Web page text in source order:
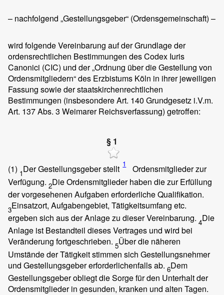
– nachfolgend „Gestellungsgeber“ (Ordensgemeinschaft) –
wird folgende Vereinbarung auf der Grundlage der
ordensrechtlichen Bestimmungen des Codex Iuris
Canonici (CIC) und der „Ordnung über die Gestellung von
Ordensmitgliedern“ des Erzbistums Köln in ihrer jeweiligen
Fassung sowie der staatskirchenrechtlichen
Bestimmungen (insbesondere Art. 140 Grundgesetz i.V.m.
Art. 137 Abs. 3 Weimarer Reichsverfassung) getroffen:
§ 1
(1) 1Der Gestellungsgeber stellt 1
Ordensmitglieder zur
Verfügung. 2Die Ordensmitglieder haben die zur Erfüllung
der vorgesehenen Aufgaben erforderliche Qualifikation.
3Einsatzort, Aufgabengebiet, Tätigkeitsumfang etc.
ergeben sich aus der Anlage zu dieser Vereinbarung. 4Die
Anlage ist Bestandteil dieses Vertrages und wird bei
Veränderung fortgeschrieben. 5Über die näheren
Umstände der Tätigkeit stimmen sich Gestellungsnehmer
und Gestellungsgeber erforderlichenfalls ab. 6Dem
Gestellungsgeber obliegt die Sorge für den Unterhalt der
Ordensmitglieder in gesunden, kranken und alten Tagen.